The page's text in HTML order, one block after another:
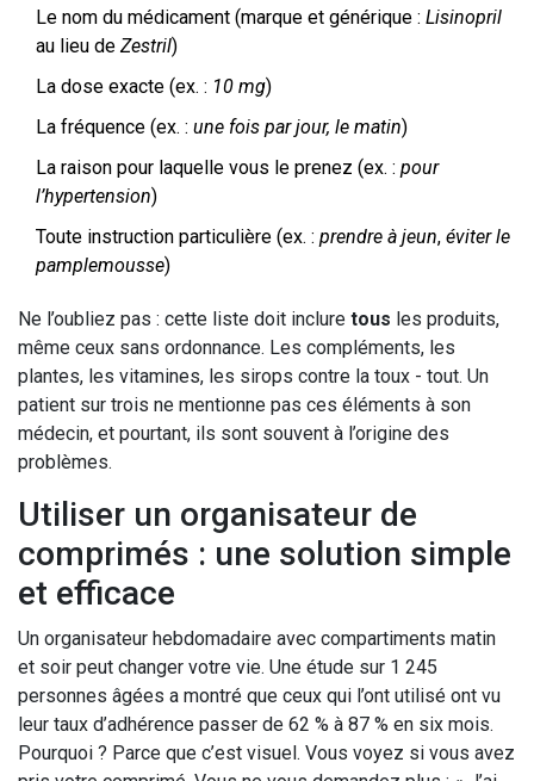
Le nom du médicament (marque et générique : Lisinopril
au lieu de Zestril)
La dose exacte (ex. : 10 mg)
La fréquence (ex. : une fois par jour, le matin)
La raison pour laquelle vous le prenez (ex. : pour
l’hypertension)
Toute instruction particulière (ex. : prendre à jeun, éviter le
pamplemousse)
Ne l’oubliez pas : cette liste doit inclure tous les produits,
même ceux sans ordonnance. Les compléments, les
plantes, les vitamines, les sirops contre la toux - tout. Un
patient sur trois ne mentionne pas ces éléments à son
médecin, et pourtant, ils sont souvent à l’origine des
problèmes.
Utiliser un organisateur de
comprimés : une solution simple
et efficace
Un organisateur hebdomadaire avec compartiments matin
et soir peut changer votre vie. Une étude sur 1 245
personnes âgées a montré que ceux qui l’ont utilisé ont vu
leur taux d’adhérence passer de 62 % à 87 % en six mois.
Pourquoi ? Parce que c’est visuel. Vous voyez si vous avez